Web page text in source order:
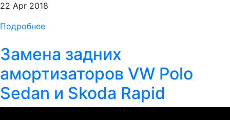
22 Apr 2018
Подробнее
Замена задних
амортизаторов VW Polo
Sedan и Skoda Rapid